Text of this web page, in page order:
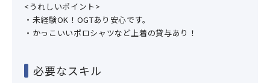
<うれしいポイント>
・未経験OK！OGTあり安心です。
・かっこいいポロシャツなど上着の貸与あり！
必要なスキル